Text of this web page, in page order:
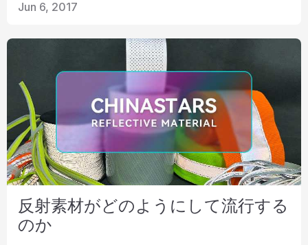
Jun 6, 2017
反射素材がどのようにして流行する
のか